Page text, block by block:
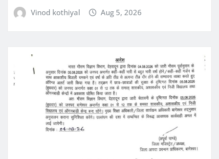
Vinod kothiyal Aug 5, 2026